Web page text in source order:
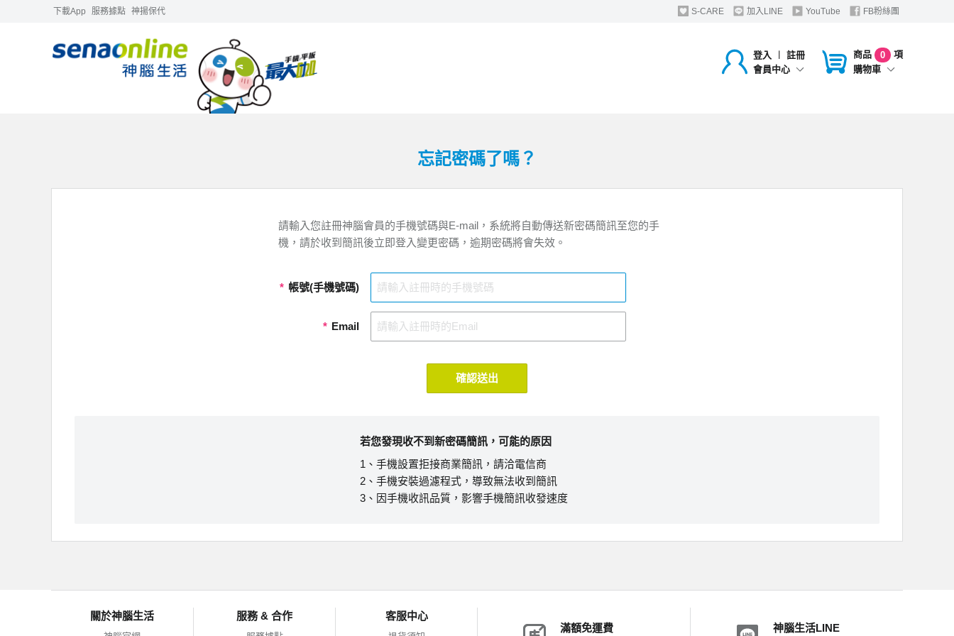
下載App 服務據點 神揚保代 S-CARE 加入LINE YouTube FB粉絲團
登入 ︱
註冊
會員中心
商品 0
項
購物車
忘記密碼了嗎？
請輸入您註冊神腦會員的手機號碼與E-mail，系統將自動傳送新密碼簡訊至您的手
機，請於收到簡訊後立即登入變更密碼，逾期密碼將會失效。
* 帳號(手機號碼)
* Email
確認送出
若您發現收不到新密碼簡訊，可能的原因
1、手機設置拒接商業簡訊，請洽電信商
2、手機安裝過濾程式，導致無法收到簡訊
3、因手機收訊品質，影響手機簡訊收發速度
關於神腦生活 服務 & 合作 客服中心
滿額免運費 神腦生活LINE